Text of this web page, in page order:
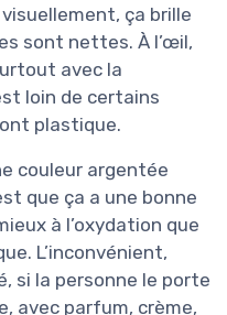
ça brille
sont nettes. À l’œil,
avec la
loin de certains
plastique.
couleur argentée
que ça a une bonne
à l’oxydation que
L’inconvénient,
si la personne le porte
avec parfum, crème,